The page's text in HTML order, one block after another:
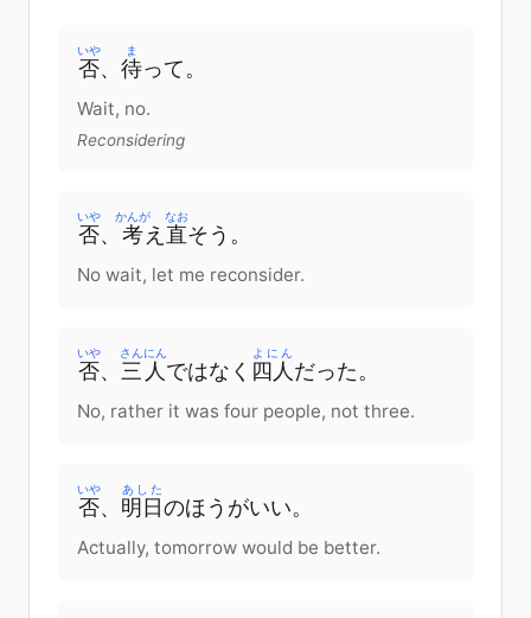
否
いや
、 待
ま
って 。
Wait, no.
Reconsidering
否
いや
、 考
かんが
え 直
なお
そう 。
No wait, let me reconsider.
否
いや
、 三人
さんにん
ではなく 四人
よにん
だった 。
No, rather it was four people, not three.
否
いや
、 明日
あした
のほう がいい。
Actually, tomorrow would be better.